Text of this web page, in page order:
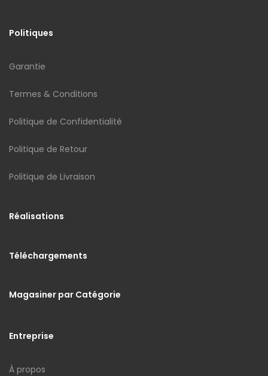
Politiques
Garantie
Termes & Conditions
Politique de Confidentialité
Politique de Retour
Politique de Livraison
Réalisations
Téléchargements
Magasiner par Catégorie
Entreprise
À propos